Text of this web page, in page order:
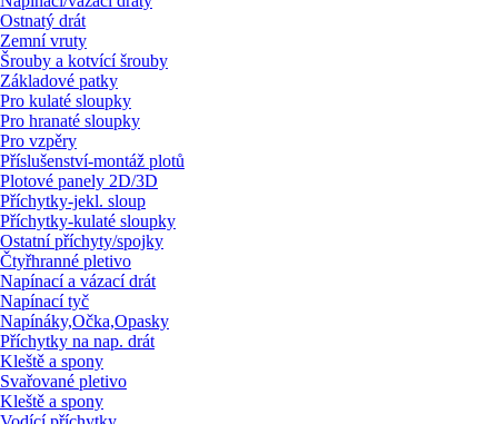
Ostnatý drát
Zemní vruty
Šrouby a kotvící šrouby
Základové patky
Pro kulaté sloupky
Pro hranaté sloupky
Pro vzpěry
Příslušenství-montáž plotů
Plotové panely 2D/3D
Příchytky-jekl. sloup
Příchytky-kulaté sloupky
Ostatní příchyty/spojky
Čtyřhranné pletivo
Napínací a vázací drát
Napínací tyč
Napínáky,Očka,Opasky
Příchytky na nap. drát
Kleště a spony
Svařované pletivo
Kleště a spony